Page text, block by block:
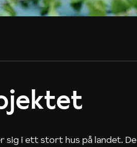
sig i ett stort hus på landet. De